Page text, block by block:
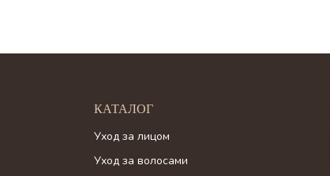
КАТАЛОГ
Уход за лицом
Уход за волосами